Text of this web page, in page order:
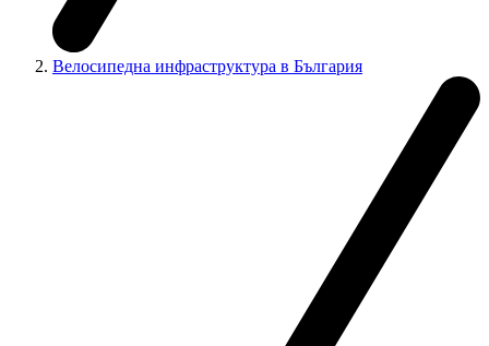
Велосипедна инфраструктура в България